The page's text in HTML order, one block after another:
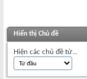
Hiển thị Chủ đề
Hiện các chủ đề từ...